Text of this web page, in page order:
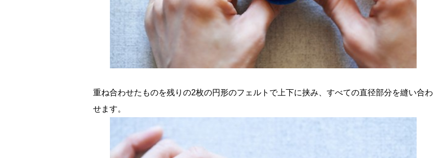
重ね合わせたものを残りの2枚の円形のフェルトで上下に挟み、すべての直径部分を縫い合わ
せます。